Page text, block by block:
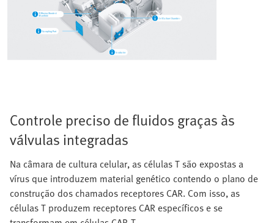
Controle preciso de fluidos graças às
válvulas integradas
Na câmara de cultura celular, as células T são expostas a
vírus que introduzem material genético contendo o plano de
construção dos chamados receptores CAR. Com isso, as
células T produzem receptores CAR específicos e se